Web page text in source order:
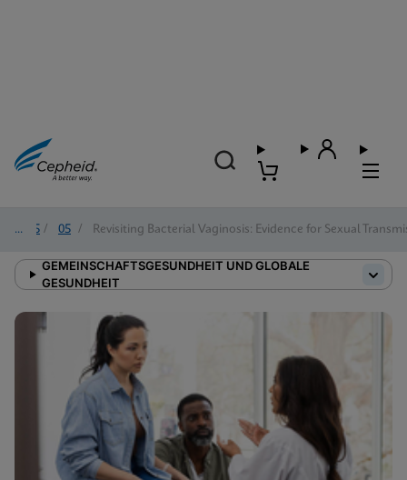
2025 / 05 / Revisiting Bacterial Vaginosis: Evidence for Sexual
GEMEINSCHAFTSGESUNDHEIT UND GLOBALE
GESUNDHEIT